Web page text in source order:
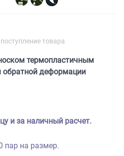
товара
термопластичным
деформации
и за наличный расчет.
пар на размер.